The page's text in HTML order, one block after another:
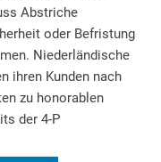
Abstriche
oder Befristung
Niederländische
ihren Kunden nach
zu honorablen
der 4-P